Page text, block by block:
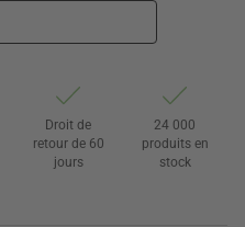
Droit de
retour de 60
jours
24 000
produits en
stock